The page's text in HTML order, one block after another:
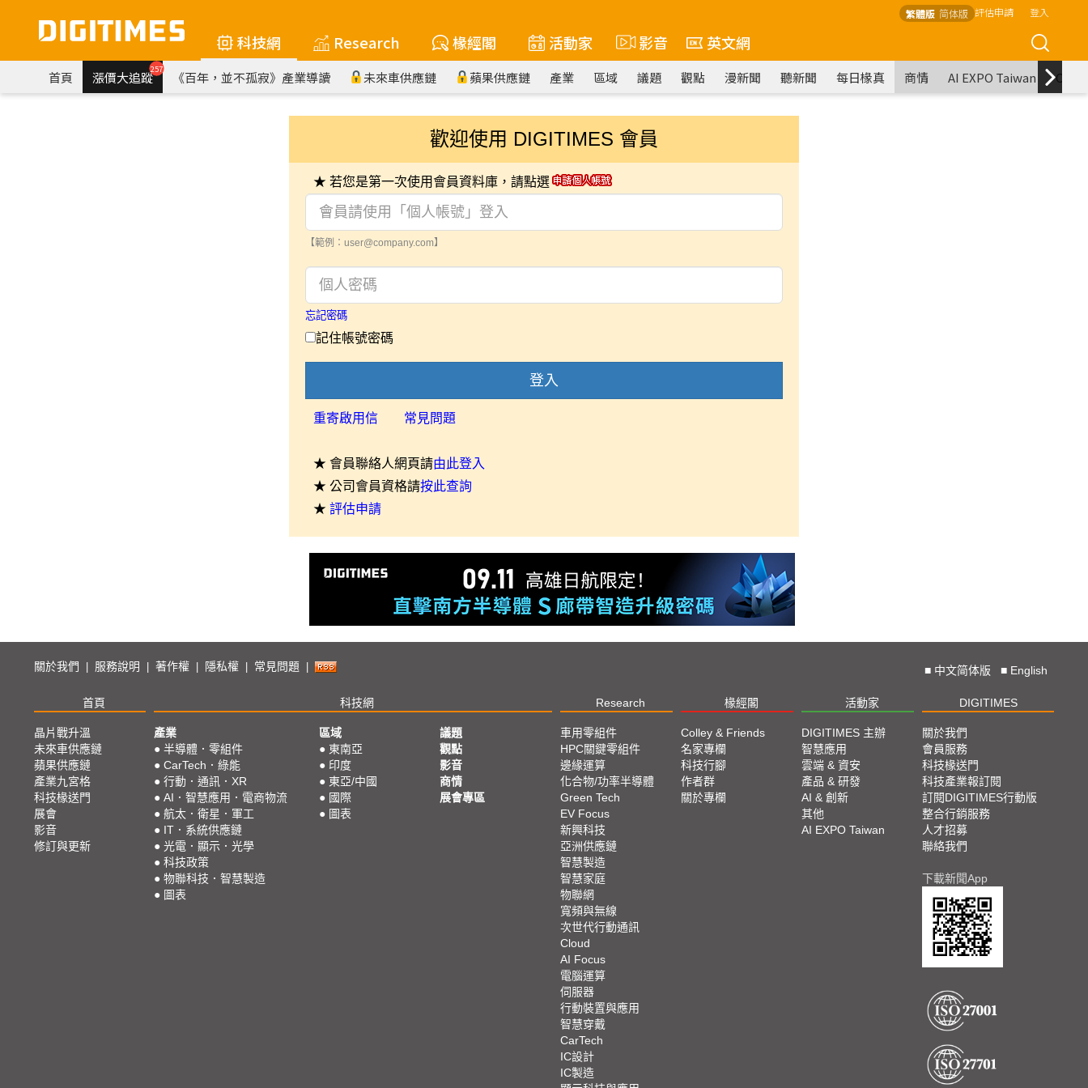
繁體版 简体版 評估申請 登入
科技網 Research 椽經閣 活動家 影音 英文網
首頁 漲價大追蹤257 《百年，並不孤寂》產業導讀 未來車供應鏈 蘋果供應鏈 產業 區域 議題 觀點 漫新聞 聽新聞 每日椽真 商情 AI EXPO Taiwan
歡迎使用 DIGITIMES 會員
★ 若您是第一次使用會員資料庫，請點選
【範例：user@company.com】
忘記密碼
記住帳號密碼
登入
重寄啟用信 常見問題
★ 會員聯絡人網頁請由此登入
★ 公司會員資格請按此查詢
★ 評估申請
關於我們 服務說明 著作權 隱私權 常見問題 ■ 中文简体版 ■ English
首頁 科技網 Research 椽經閣 活動家 DIGITIMES
晶片戰升溫
未來車供應鏈
蘋果供應鏈
產業九宮格
科技椽送門
展會
影音
修訂與更新
產業
● 半導體．零組件
● CarTech．綠能
● 行動．通訊．XR
● AI．智慧應用．電商物流
● 航太．衛星．軍工
● IT．系統供應鏈
● 光電．顯示．光學
● 科技政策
● 物聯科技．智慧製造
● 圖表
區域
● 東南亞
● 印度
● 東亞/中國
● 國際
● 圖表
議題
觀點
影音
商情
展會專區
車用零組件
HPC關鍵零組件
邊緣運算
化合物/功率半導體
Green Tech
EV Focus
新興科技
亞洲供應鏈
智慧製造
智慧家庭
物聯網
寬頻與無線
次世代行動通訊
Cloud
AI Focus
電腦運算
伺服器
行動裝置與應用
智慧穿戴
CarTech
IC設計
IC製造
Colley & Friends
名家專欄
科技行腳
作者群
關於專欄
DIGITIMES 主辦
智慧應用
雲端 & 資安
產品 & 研發
AI & 創新
其他
AI EXPO Taiwan
關於我們
會員服務
科技椽送門
科技產業報訂閱
訂閱DIGITIMES行動版
整合行銷服務
人才招募
聯絡我們
下載新聞App